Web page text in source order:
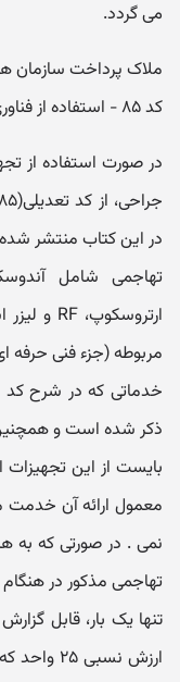
می گردد.
کد ۸۵ - استفاده از فناوری های نیمه تهاجمی برای ارائه خدمت:
در صورت استفاده از
در این کتاب منتشر
مربوطه (جزء فنی حرفه
خدماتی که در شرح کد
ذکر شده است و
بایست از این تجهیزات
معمول ارائه آن
نمی . در صورتی که به
تنها یک بار، قابل
ارزش